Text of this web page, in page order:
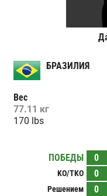
БРАЗИЛИЯ
Вес
77.11 кг
170 lbs
ПОБЕДЫ
0
KO/TKO 0
Решением
0